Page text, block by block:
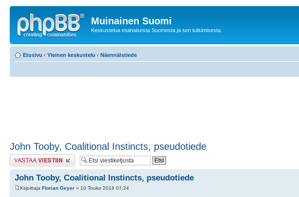
Muinainen Suomi
Keskustelua muinaisesta Suomesta ja sen tutkimisesta.
Etusivu ‹ Yleinen keskustelu ‹ Näennäistiede
John Tooby, Coalitional Instincts, pseudotiede
Lähetä vastaus
John Tooby, Coalitional Instincts, pseudotiede
Kirjoittaja Florian Geyer » 10 Touko 2018 07:24